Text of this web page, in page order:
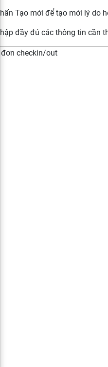
Tạo mới để tạo mới lý do
đầy đủ các thông tin cần